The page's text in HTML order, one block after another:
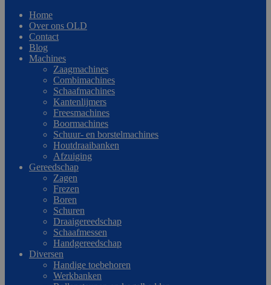
Home
Over ons OLD
Contact
Blog
Machines
Zaagmachines
Combimachines
Schaafmachines
Kantenlijmers
Freesmachines
Boormachines
Schuur- en borstelmachines
Houtdraaibanken
Afzuiging
Gereedschap
Zagen
Frezen
Boren
Schuren
Draaigereedschap
Schaafmessen
Handgereedschap
Diversen
Handige toebehoren
Werkbanken